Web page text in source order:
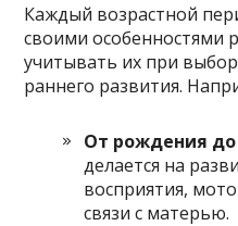
Каждый возрастной
своими особенностями
учитывать их при
раннего развития.
От рождения до
делается на
восприятия,
связи с матерью.